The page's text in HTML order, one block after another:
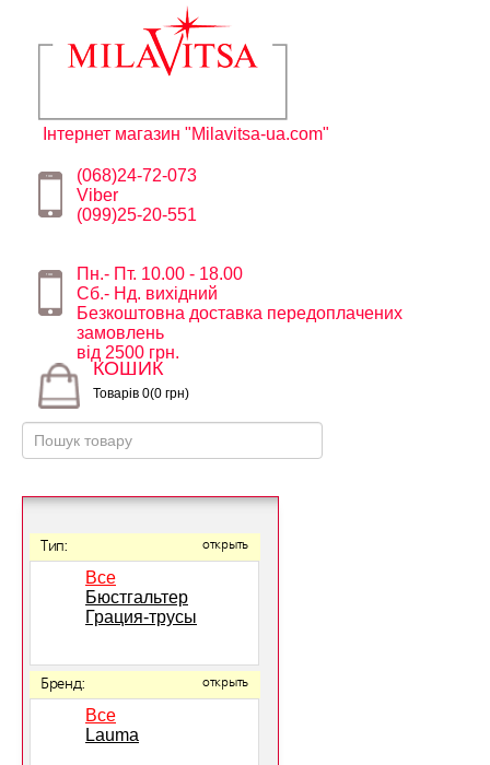
Інтернет магазин "Milavitsa-ua.com"
(068)24-72-073
Viber
(099)25-20-551
Пн.- Пт. 10.00 - 18.00
Сб.- Нд. вихідний
Безкоштовна доставка передоплачених
замовлень
від 2500 грн.
КОШИК
Товарів 0(0 грн)
Тип: открыть
Все
Бюстгальтер
Грация-трусы
Бренд: открыть
Все
Lauma